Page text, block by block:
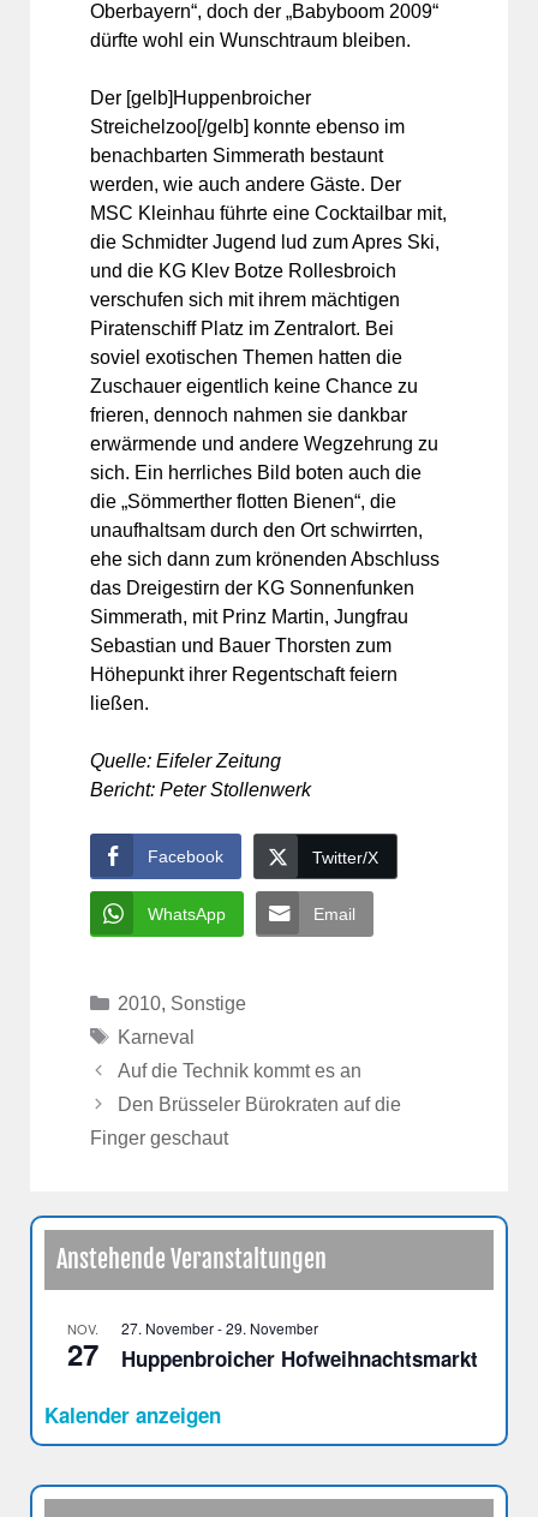
Oberbayern“, doch der „Babyboom 2009“
dürfte wohl ein Wunschtraum bleiben.
Der [gelb]Huppenbroicher
Streichelzoo[/gelb] konnte ebenso im
benachbarten Simmerath bestaunt
werden, wie auch andere Gäste. Der
MSC Kleinhau führte eine Cocktailbar mit,
die Schmidter Jugend lud zum Apres Ski,
und die KG Klev Botze Rollesbroich
verschufen sich mit ihrem mächtigen
Piratenschiff Platz im Zentralort. Bei
soviel exotischen Themen hatten die
Zuschauer eigentlich keine Chance zu
frieren, dennoch nahmen sie dankbar
erwärmende und andere Wegzehrung zu
sich. Ein herrliches Bild boten auch die
die „Sömmerther flotten Bienen“, die
unaufhaltsam durch den Ort schwirrten,
ehe sich dann zum krönenden Abschluss
das Dreige­stirn der KG Sonnenfunken
Simmerath, mit Prinz Martin, Jungfrau
Sebastian und Bauer Thorsten zum
Höhepunkt ihrer Regentschaft feiern
ließen.
Quelle: Eifeler Zeitung
Bericht: Peter Stollenwerk
Facebook Twitter/X
WhatsApp Email
Kategorien
2010, Sonstige
Schlagwörter
Karneval
Auf die Technik kommt es an
Den Brüsseler Bürokraten auf die
Finger geschaut
Anstehende Veranstaltungen
NOV.
27
27. November-29. November
Huppenbroicher Hofweihnachtsmarkt
Kalender anzeigen